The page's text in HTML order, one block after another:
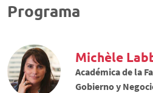
Programa
Michèle
Académica de la
Gobierno y